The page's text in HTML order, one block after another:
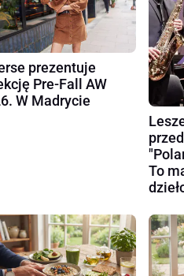
prezentuje
Pre-Fall AW
W Madrycie
To